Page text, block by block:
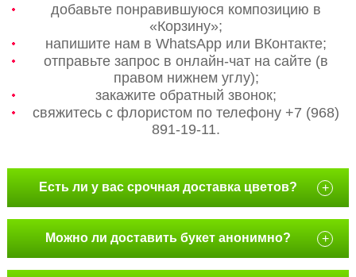
добавьте понравившуюся композицию в
«Корзину»;
напишите нам в WhatsApp или ВКонтакте;
отправьте запрос в онлайн-чат на сайте (в
правом нижнем углу);
закажите обратный звонок;
свяжитесь с флористом по телефону +7 (968)
891-19-11.
Есть ли у вас срочная доставка цветов? +
Можно ли доставить букет анонимно? +